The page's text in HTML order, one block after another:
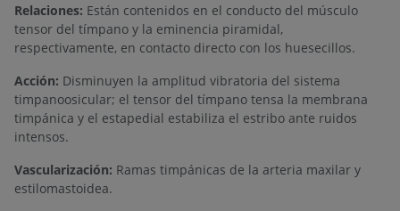
Relaciones: Están contenidos en el conducto del músculo
tensor del tímpano y la eminencia piramidal,
respectivamente, en contacto directo con los huesecillos.
Acción: Disminuyen la amplitud vibratoria del sistema
timpanoosicular; el tensor del tímpano tensa la membrana
timpánica y el estapedial estabiliza el estribo ante ruidos
intensos.
Vascularización: Ramas timpánicas de la arteria maxilar y
estilomastoidea.